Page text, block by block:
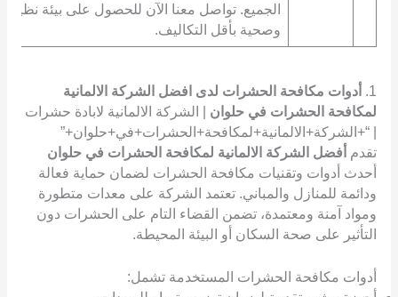
الجميع. تواصل معنا الآن للحصول على بيئة نظيفة
وصحية بأقل التكاليف.
1.
أدوات مكافحة الحشرات لدى افضل الشركة الالمانية
لمكافحة الحشرات في حلوان | الشركة الالمانية لابادة حشرات
| “+الشركة+الالمانية+لمكافحة+الحشرات+في+حلوان+”
تقدم أفضل الشركة الالمانية لمكافحة الحشرات في حلوان
أحدث أدوات وتقنيات مكافحة الحشرات لضمان حماية فعالة
ودائمة للمنازل والمباني. تعتمد الشركة على معدات متطورة
ومواد آمنة ومعتمدة، تضمن القضاء التام على الحشرات دون
التأثير على صحة السكان أو البيئة المحيطة.
أدوات مكافحة الحشرات المستخدمة تشمل: